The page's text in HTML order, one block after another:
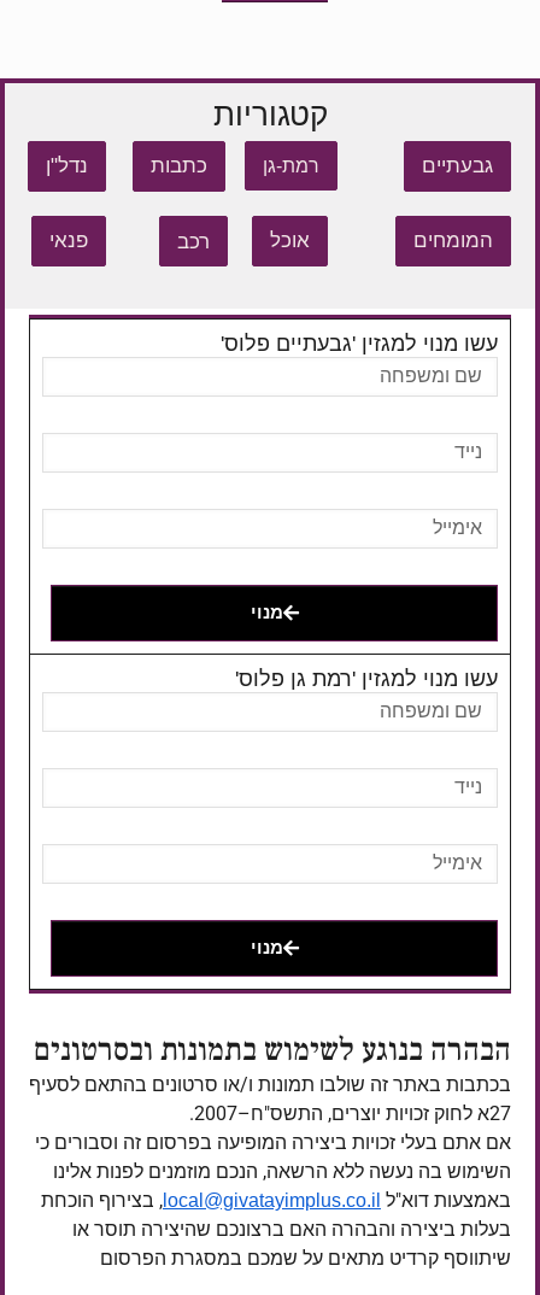
קטגוריות
גבעתיים רמת-גן כתבות נדל"ן
המומחים אוכל רכב פנאי
עשו מנוי למגזין 'גבעתיים פלוס'
מנוי
עשו מנוי למגזין 'רמת גן פלוס'
מנוי
הבהרה בנוגע לשימוש בתמונות ובסרטונים
בכתבות באתר זה שולבו תמונות ו/או סרטונים בהתאם לסעיף
27א לחוק זכויות יוצרים, התשס"ח–2007.
אם אתם בעלי זכויות ביצירה המופיעה בפרסום זה וסבורים כי
השימוש בה נעשה ללא הרשאה, הנכם מוזמנים לפנות אלינו
באמצעות דוא"ל local@givatayimplus.co.il , בצירוף הוכחת
בעלות ביצירה והבהרה האם ברצונכם שהיצירה תוסר או
שיתווסף קרדיט מתאים על שמכם במסגרת הפרסום